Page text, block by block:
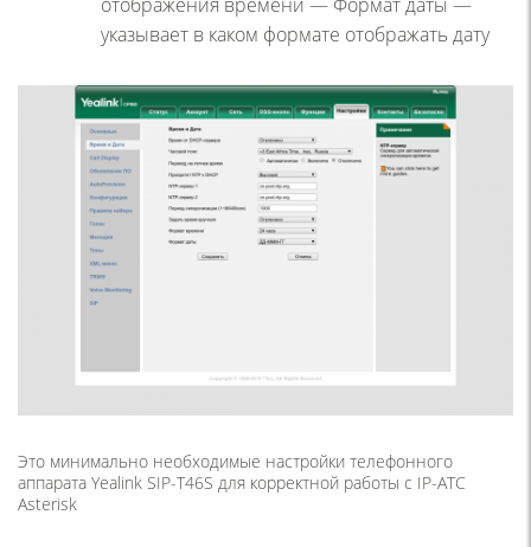
указывает в каком формате отображать дату
Это минимально необходимые настройки телефонного
аппарата Yealink SIP-T46S для корректной работы с IP-АТС
Asterisk